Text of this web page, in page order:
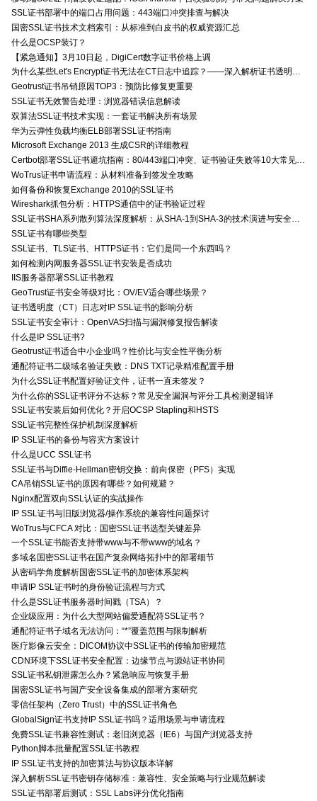
SSL证书部署中的端口占用问题：443端口冲突排查与解决
国密SSL证书技术文档索引：从标准到白皮书的权威资源汇总
什么是OCSP装订？
【紧急通知】3月10日起，DigiCert数字证书价格上调
为什么某些Let's Encrypt证书无法在CT日志中追踪？——深入解析证书透明度与Let's Encrypt的关系
Geotrust证书吊销原因TOP3：预防比修复更重要
SSL证书无效警告处理：浏览器错误信息解读
双算法SSL证书技术实现：一套证书解决所有场景
华为云弹性负载均衡ELB部署SSL证书指南
Microsoft Exchange 2013 生成CSR的详细教程
Certbot部署SSL证书避坑指南：80/443端口冲突、证书验证失败等10大常见问题解决方案
WoTrus证书申请流程：从材料准备到签发全攻略
如何备份和恢复Exchange 2010的SSL证书
Wireshark抓包分析：HTTPS通信中的证书验证过程
SSL证书SHA系列散列算法深度解析：从SHA-1到SHA-3的技术演进与安全特性
SSL证书有哪些类型
SSL证书、TLS证书、HTTPS证书：它们是同一个东西吗？
如何检测内网服务器SSL证书安装是否成功
IIS服务器部署SSL证书教程
GeoTrust证书安全等级对比：OV/EV适合哪些场景？
证书透明度（CT）日志对IP SSL证书的影响分析
SSL证书安全审计：OpenVAS扫描与漏洞修复报告解读
什么是IP SSL证书?
Geotrust证书适合中小企业吗？性价比与安全性平衡分析
通配符证书二级域名验证失败：DNS TXT记录精准配置手册
为什么SSL证书配置好验证文件，证书一直未签发？
为什么你的SSL证书评分不达标？常见安全漏洞与评分工具检测逻辑详
SSL证书安装后如何优化？开启OCSP Stapling和HSTS
SSL证书完整性保护机制深度解析
IP SSL证书的备份与容灾方案设计
什么是UCC SSL证书
SSL证书与Diffie-Hellman密钥交换：前向保密（PFS）实现
CA吊销SSL证书的原因有哪些？如何规避？
Nginx配置双向SSL认证的实战操作
IP SSL证书与旧版浏览器/操作系统的兼容性问题探讨
WoTrus与CFCA 对比：国密SSL证书选型关键差异
一个SSL证书能否支持带www与不带www的域名？
多域名国密SSL证书在国产复杂网络拓扑中的部署细节
从密码学角度解析国密SSL证书的加密体系架构
申请IP SSL证书时的身份验证流程与方式
什么是SSL证书服务器时间戳（TSA）？
企业级应用：为什么大型网站偏爱通配符SSL证书？
通配符证书子域名无法访问：“*”覆盖范围与限制解析
医疗影像云安全：DICOM协议中SSL证书的传输加密规范
CDN环境下SSL证书安全配置：边缘节点与源站证书协同
SSL证书私钥泄露怎么办？紧急响应与恢复手册
国密SSL证书与国产安全设备集成的部署方案研究
零信任架构（Zero Trust）中的SSL证书角色
GlobalSign证书支持IP SSL证书吗？适用场景与申请流程
免费SSL证书兼容性测试：老旧浏览器（IE6）与国产浏览器支持
Python脚本批量配置SSL证书教程
IP SSL证书支持的加密算法与协议版本详解
深入解析SSL证书密钥存储标准：兼容性、安全策略与行业规范解读
SSL证书部署后测试：SSL Labs评分优化指南